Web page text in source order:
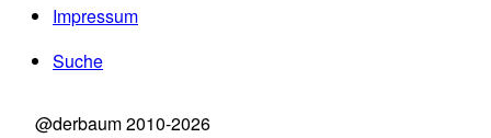
Impressum
Suche
@derbaum 2010-2026